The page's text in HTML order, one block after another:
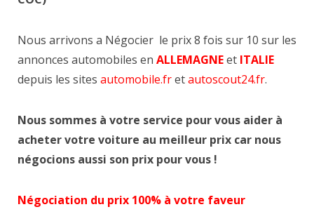
Nous arrivons a Négocier le prix 8 fois sur 10 sur les
annonces automobiles en ALLEMAGNEet ITALIE
depuis les sites automobile.fretautoscout24.fr.
Nous sommes à votre service pour vous aider à
acheter votre voiture au meilleur prix car nous
négocions aussi son prix pour vous !
Négociation du prix 100% à votre faveur